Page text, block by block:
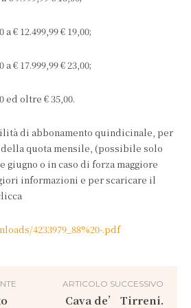
a € 12.499,99 € 19,00;
a € 17.999,99 € 23,00;
ed oltre € 35,00.
di abbonamento quindicinale, per
quota mensile, (possibile solo
giugno o in caso di forza maggiore
informazioni e per scaricare il
4233979_88%20-.pdf
ARTICOLO SUCCESSIVO
Cava de’ Tirreni.